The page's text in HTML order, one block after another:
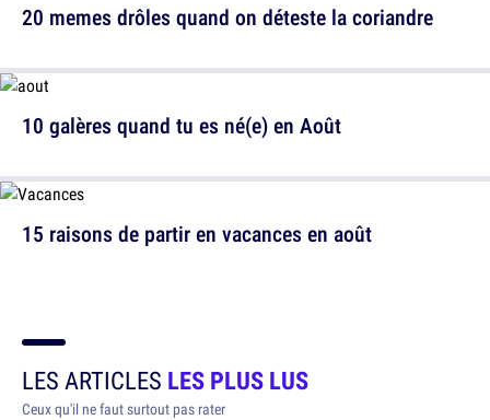
10 galères quand tu es né(e) en Août
20 memes drôles quand on déteste la coriandre
15 raisons de partir en vacances en août
LES ARTICLES LES PLUS LUS
Ceux qu'il ne faut surtout pas rater